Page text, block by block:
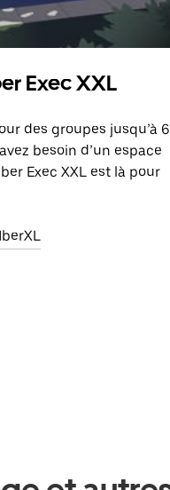
Exec XXL
des groupes jusqu’à 6
besoin d’un espace
Exec XXL est là pour